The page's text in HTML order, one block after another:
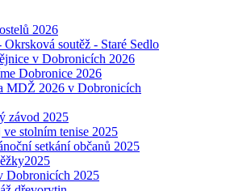
2026
Okrsková soutěž - Staré Sedlo
v Dobronicích 2026
Dobronice 2026
MDŽ 2026 v Dobronicích
závod 2025
ve stolním tenise 2025
setkání občanů 2025
Dobronicích 2025